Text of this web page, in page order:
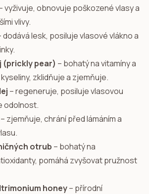
vyživuje, obnovuje poškozené vlasy a
vlivy.
dodává lesk, posiluje vlasové vlákno a
(prickly pear) – bohatý na vitamíny a
zklidňuje a zjemňuje.
– regeneruje, posiluje vlasovou
odolnost.
– zjemňuje, chrání před lámáním a
otrub – bohatý na
pomáhá zvyšovat pružnost
honey– přírodní